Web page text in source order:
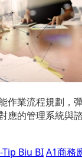
作業流程規劃，
應的管理系統與諮
Tip Biu BIA1商務